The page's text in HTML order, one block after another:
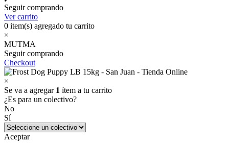
Seguir comprando
Ver carrito
0 item(s) agregado tu carrito
×
MUTMA
Seguir comprando
Checkout
×
Se va a agregar 1 ítem a tu carrito
¿Es para un colectivo?
No
Sí
Aceptar